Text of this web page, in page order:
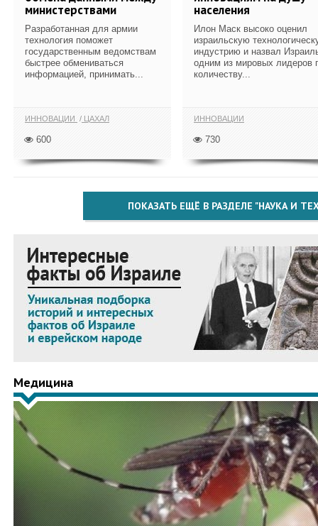
министерствами
Разработанная для армии
технология поможет
государственным ведомствам
быстрее обмениваться
информацией, принимать...
ИННОВАЦИИ ЦАХАЛ
600
населения
Илон Маск высоко оценил
израильскую
индустрию и назвал
одним из мировых лидеров
количеству...
ИННОВАЦИИ
730
ПОКАЗАТЬ ЕЩЁ В РАЗДЕЛЕ "НАУКА И
Медицина